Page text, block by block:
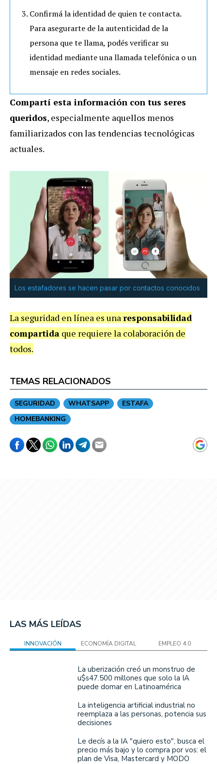
Confirmá la identidad de quien te contacta.
Para asegurarte de la autenticidad de la
persona que te llama, podés verificar su
identidad mediante una llamada telefónica o un
mensaje en redes sociales.
Compartí esta información con tus seres
queridos, especialmente aquellos menos
familiarizados con las tendencias tecnológicas
actuales.
Los estafadores se hacen pasar por contactos conocidos
La seguridad en línea es una responsabilidad
compartida que requiere la colaboración de
todos.
TEMAS RELACIONADOS
SEGURIDAD WHATSAPP
ESTAFA
HOMEBANKING
LAS MÁS LEÍDAS
INNOVACIÓN ECONOMÍA DIGITAL EMPLEO 4.0
La uberización creó un monstruo de
u$s47.500 millones que solo la IA
puede domar en Latinoamérica
La inteligencia artificial industrial no
reemplaza a las personas, potencia sus
decisiones
Le decís a la IA "quiero esto", busca el
precio más bajo y lo compra por vos: el
plan de Visa, Mastercard y MODO